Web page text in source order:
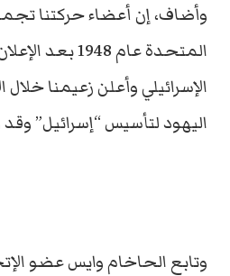
وأضاف، إن أعضاء حركتنا
المتحدة عام
الإسرائيلي وأعلن زعيمنا
اليهود لتأسيس “إسرائيل”
وتابع الحاخام وايس عضو